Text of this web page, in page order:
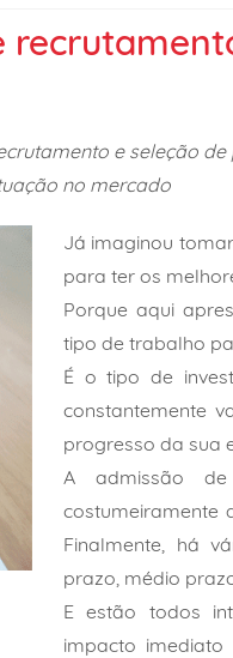
e seleção
no mercado
Já imaginou
para ter os
Porque aqui
tipo de trabalho
É o tipo de
constantemente
progresso da sua
A admissão
costumeiramente
Finalmente, há
prazo, médio
E estão todos
impacto